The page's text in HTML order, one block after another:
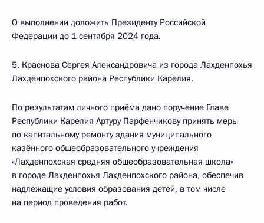
О выполнении доложить Президенту Российской
Федерации до 1 сентября 2024 года.
5. Краснова Сергея Александровича из города Лахденпохья
Лахденпохского района Республики Карелия.
По результатам личного приёма дано поручение Главе
Республики Карелия Артуру Парфенчикову принять меры
по капитальному ремонту здания муниципального
казённого общеобразовательного учреждения
«Лахденпохская средняя общеобразовательная школа»
в городе Лахденпохья Лахденпохского района, обеспечив
надлежащие условия образования детей, в том числе
на период проведения работ.